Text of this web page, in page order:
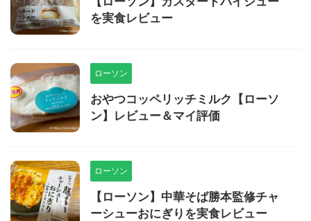
を実食レビュー
ローソン
おやつコッペリッチミルク【ローソ
ン】レビュー＆マイ評価
ローソン
【ローソン】中華そば勝本監修チャ
ーシューおにぎりを実食レビュー